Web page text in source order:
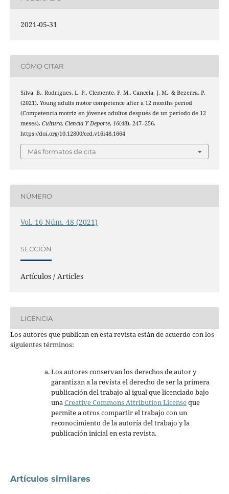
2021-05-31
CÓMO CITAR
Silva, B., Rodrigues, L. P., Clemente, F. M., Cancela, J. M., & Bezerra, P.
(2021). Young adults motor competence after a 12 months period
(Competencia motriz en jóvenes adultos después de un período de 12
meses). Cultura, Ciencia Y Deporte, 16(48), 247–256.
https://doi.org/10.12800/ccd.v16i48.1664
Más formatos de cita
NÚMERO
Vol. 16 Núm. 48 (2021)
SECCIÓN
Artículos / Articles
LICENCIA
Los autores que publican en esta revista están de acuerdo con los
siguientes términos:
Los autores conservan los derechos de autor y
garantizan a la revista el derecho de ser la primera
publicación del trabajo al igual que licenciado bajo
unaCreative Commons Attribution Licenseque
permite a otros compartir el trabajo con un
reconocimiento de la autoría del trabajo y la
publicación inicial en esta revista.
Artículos similares